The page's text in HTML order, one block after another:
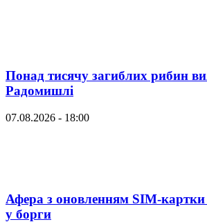
Понад тисячу загиблих рибин
Радомишлі
07.08.2026 - 18:00
Афера з оновленням SIM-картки
у борги